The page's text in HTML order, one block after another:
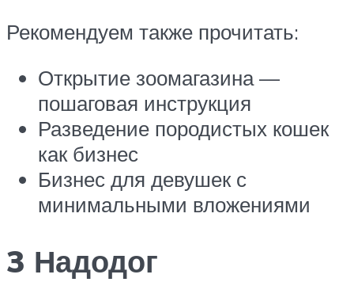
Рекомендуем также прочитать:
Открытие зоомагазина —
пошаговая инструкция
Разведение породистых кошек
как бизнес
Бизнес для девушек с
минимальными вложениями
3 Надодог